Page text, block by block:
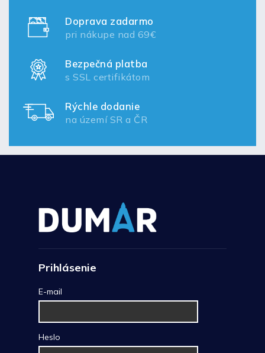
Doprava zadarmo
pri nákupe nad 69€
Bezpečná platba
s SSL certifikátom
Rýchle dodanie
na území SR a ČR
Prihlásenie
E-mail
Heslo